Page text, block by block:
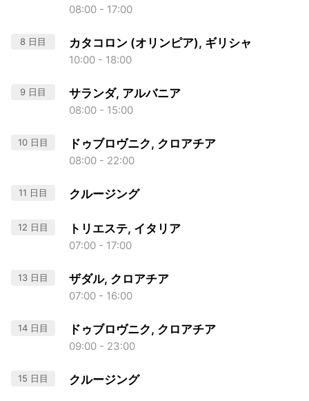
08:00 - 17:00
8 日目 カタコロン (オリンピア), ギリシャ
10:00 - 18:00
9 日目 サランダ, アルバニア
08:00 - 15:00
10 日目 ドゥブロヴニク, クロアチア
08:00 - 22:00
11 日目 クルージング
12 日目 トリエステ, イタリア
07:00 - 17:00
13 日目 ザダル, クロアチア
07:00 - 16:00
14 日目 ドゥブロヴニク, クロアチア
09:00 - 23:00
15 日目 クルージング